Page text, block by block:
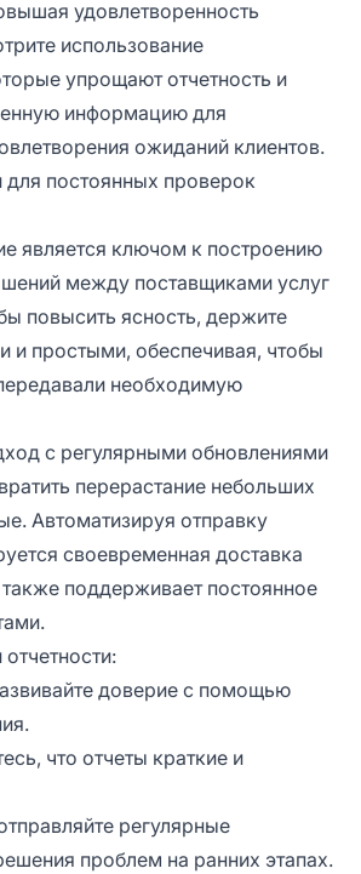
удовлетворенность
использование
упрощают отчетность и
информацию для
ожиданий клиентов.
постоянных проверок
является ключом к построению
между поставщиками услуг
повысить ясность, держите
и простыми, обеспечивая, чтобы
необходимую
с регулярными обновлениями
перерастание небольших
Автоматизируя отправку
своевременная доставка
поддерживает постоянное
доверие с помощью
что отчеты краткие и
регулярные
проблем на ранних этапах.